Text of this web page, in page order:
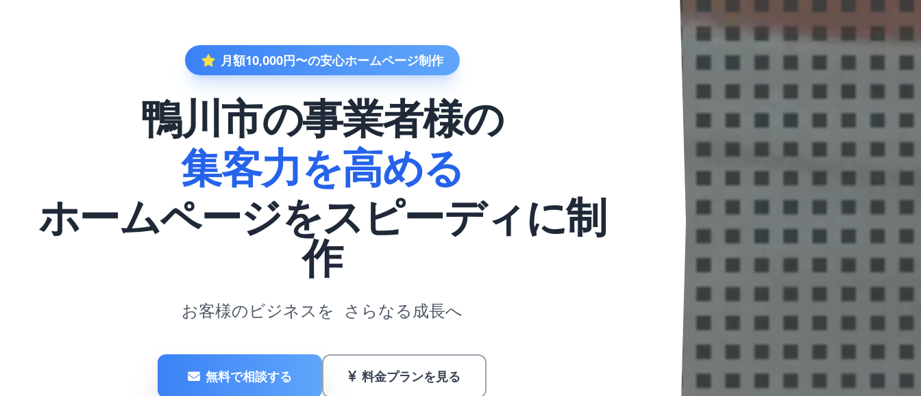
月額10,000円〜の安心ホームページ制作
鴨川市の事業者様の
集客力を高める
ホームページをスピーディに制
作
お客様のビジネスを さらなる成長へ
無料で相談する 料金プランを見る